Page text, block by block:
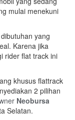
mulai menekuni
yang
Karena jika
rider flat track ini
khusus flattrack
2 pilihan
Neobursa
Selatan.